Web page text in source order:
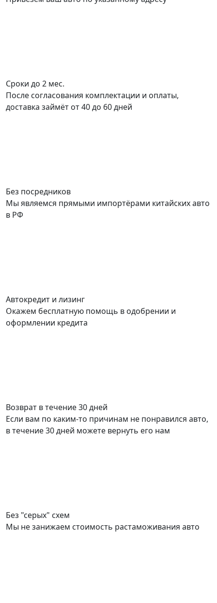
Сроки до 2 мес.
После согласования комплектации и оплаты,
доставка займёт от 40 до 60 дней
Без посредников
Мы являемся прямыми импортёрами китайских авто
в РФ
Автокредит и лизинг
Окажем бесплатную помощь в одобрении и
оформлении кредита
Возврат в течение 30 дней
Если вам по каким-то причинам не понравился авто,
в течение 30 дней можете вернуть его нам
Без "серых" схем
Мы не занижаем стоимость растаможивания авто